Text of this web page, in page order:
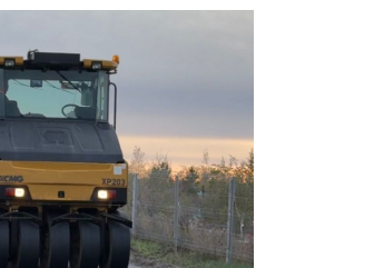
Караганда
Балхаш
Жезказган
Справочник
Расписание транспорта
Автобусные остановки